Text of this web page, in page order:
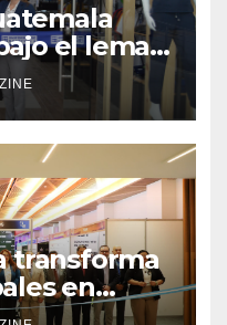
el lema
y
transforma
en